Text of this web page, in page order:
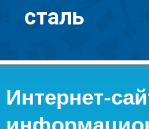
сталь
Интернет-